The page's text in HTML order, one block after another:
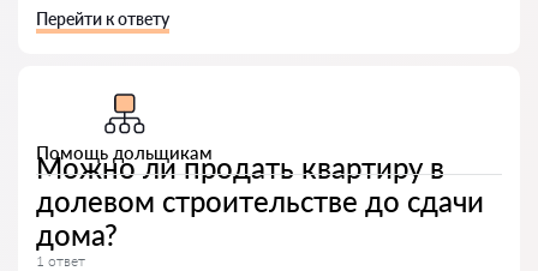
Перейти к ответу
Помощь дольщикам
Можно ли продать квартиру в
долевом строительстве до сдачи
дома?
1 ответ